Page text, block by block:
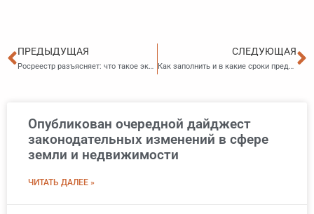
Пред
ПРЕДЫДУЩАЯ
Росреестр разъясняет: что такое экстерриториальный принцип подачи документов на получение услуг Росреестра?
СЛЕДУЮЩАЯ
Как заполнить и в какие сроки представить Уведомление об исчисленных суммах НДФЛ
Опубликован очередной дайджест
законодательных изменений в сфере
земли и недвижимости
ЧИТАТЬ ДАЛЕЕ »